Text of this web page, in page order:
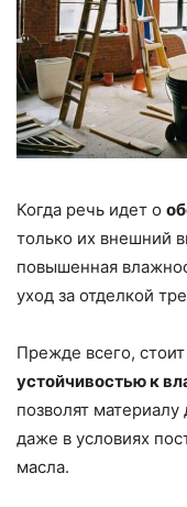
Когда речь идет о
только их внешний
повышенная
уход за отделкой
Прежде всего,
устойчивостью к
позволят
даже в условиях
масла.